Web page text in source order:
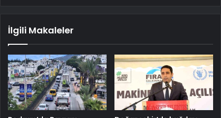
İlgili Makaleler